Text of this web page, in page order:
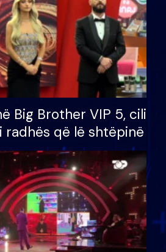
Big Brother VIP 5, cili
radhës që lë shtëpinë